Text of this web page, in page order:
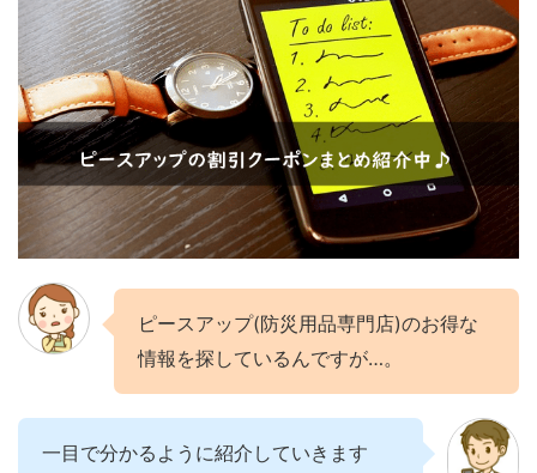
ピースアップ(防災用品専門店)のお得な
情報を探しているんですが…。
一目で分かるように紹介していきます